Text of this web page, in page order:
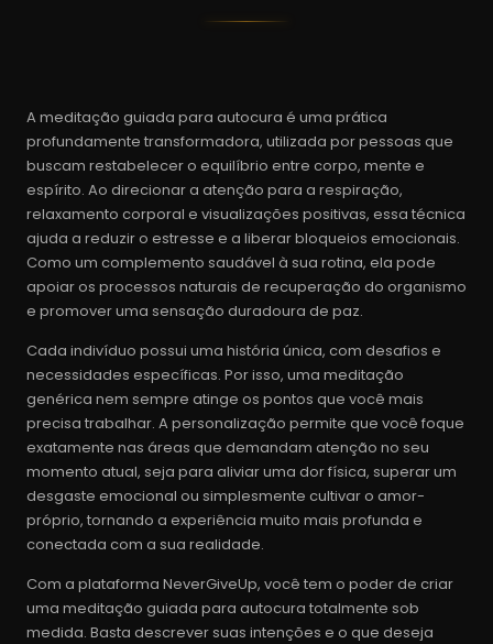
A meditação guiada para autocura é uma prática
profundamente transformadora, utilizada por pessoas que
buscam restabelecer o equilíbrio entre corpo, mente e
espírito. Ao direcionar a atenção para a respiração,
relaxamento corporal e visualizações positivas, essa técnica
ajuda a reduzir o estresse e a liberar bloqueios emocionais.
Como um complemento saudável à sua rotina, ela pode
apoiar os processos naturais de recuperação do organismo
e promover uma sensação duradoura de paz.
Cada indivíduo possui uma história única, com desafios e
necessidades específicas. Por isso, uma meditação
genérica nem sempre atinge os pontos que você mais
precisa trabalhar. A personalização permite que você foque
exatamente nas áreas que demandam atenção no seu
momento atual, seja para aliviar uma dor física, superar um
desgaste emocional ou simplesmente cultivar o amor-
próprio, tornando a experiência muito mais profunda e
conectada com a sua realidade.
Com a plataforma NeverGiveUp, você tem o poder de criar
uma meditação guiada para autocura totalmente sob
medida. Basta descrever suas intenções e o que deseja